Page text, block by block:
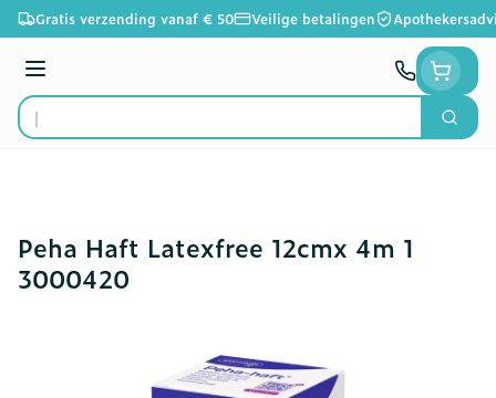
Ga naar de inhoud
Gratis verzending vanaf € 50 Veilige betalingen
Menu
Product, merk, categorie...
Zoek
Peha Haft Latexfree 12cmx 4m 1
3000420